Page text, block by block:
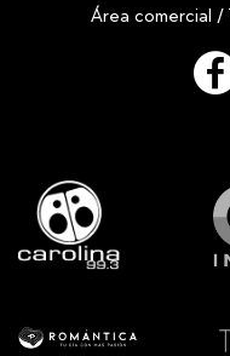
Área comercial /